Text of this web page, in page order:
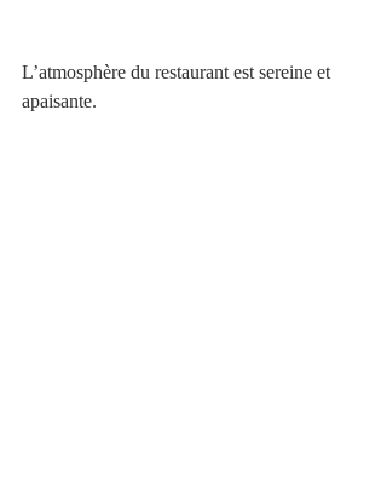
L’atmosphère du restaurant est sereine et
apaisante.